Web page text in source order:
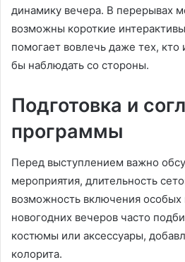
динамику вечера. В перерывах
возможны короткие
помогает вовлечь даже тех, кто
бы наблюдать со стороны.
Подготовка и
программы
Перед выступлением важно
мероприятия, длительность
возможность включения
новогодних вечеров часто
костюмы или аксессуары,
колорита.